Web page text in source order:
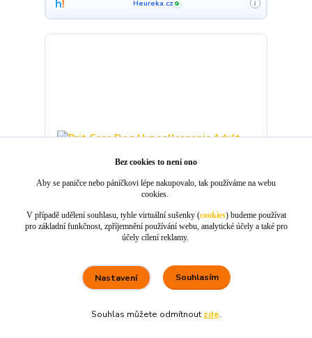
Heureka.cz ✓ i
Lamb 12 kg
929 Kč
Bez cookies to není ono
Aby se paničce nebo páníčkovi lépe nakupovalo, tak používáme na webu
cookies.
V případě udělení souhlasu, tyhle virtuální sušenky (cookies) budeme používat
pro základní funkčnost, zpříjemnění používání webu, analytické účely a také pro
účely cílení reklamy.
Nastavení Souhlasím
Souhlas můžete odmítnout zde.
5. srpna
100 %★★★★★